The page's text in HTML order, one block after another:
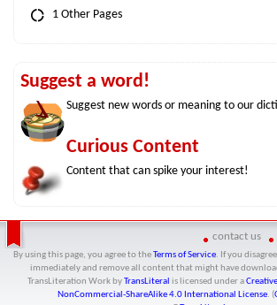
1 Other Pages
Suggest a word!
Suggest new words or meaning to our
Curious Content
Content that can spike your interest!
contact us
By using this page, you agree to the Terms of Service. If you
immediately and remove all content that might have
TransLiteration Workby TransLiteral is licensed under a
NonCommercial-ShareAlike 4.0 International License. (